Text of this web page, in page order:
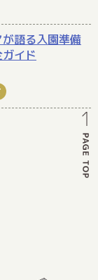
語る入園準備
イド